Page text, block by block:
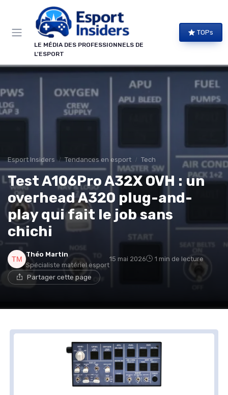
LE MÉDIA DES PROFESSIONNELS DE
L'ESPORT
TOPs
Esport Insiders Tendances en esport Tech
Test A106Pro A32X OVH : un
overhead A320 plug-and-
play qui fait le job sans
chichi
Théo Martin
Spécialiste matériel esport
15 mai 2026 1 min de lecture
Partager cette page
Panneau de gestion des cookies